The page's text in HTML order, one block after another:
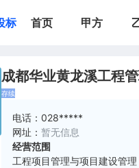
标 首页 甲方
成都华业黄龙溪工程
存续
电话：028*****
网址：暂无信息
经营范围
工程项目管理与项目建设管